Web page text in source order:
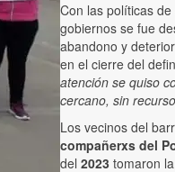
Con las políticas
gobiernos se fue
abandono y
en el cierre del
atención se quiso
cercano, sin
Los vecinos del
compañerxs del
del 2023 tomaron